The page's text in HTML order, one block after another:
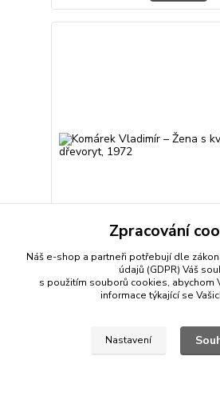
Komárek Vladimír – Žena s
dřevoryt, 1972
Zpracování
Náš e-shop a partneři potřebují dle
údajů (GDPR) Váš
s použitím souborů cookies, abychom
informace týkající se
Nastavení